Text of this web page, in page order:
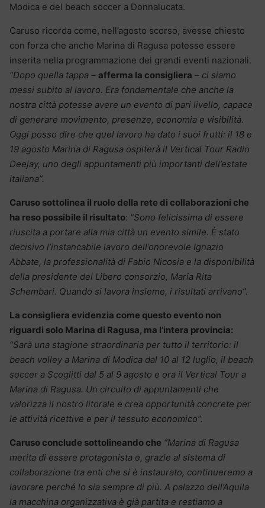
Modica e del beach soccer a Donnalucata.
Caruso ricorda come, nell’agosto scorso, avesse chiesto
con forza che anche Marina di Ragusa potesse essere
inserita nella programmazione dei grandi eventi nazionali.
“Dopo quella tappa – afferma la consigliera – ci siamo
messi subito al lavoro. Era fondamentale che anche la
nostra città potesse avere un evento di pari livello, capace
di generare movimento, presenze, economia e visibilità.
Oggi posso dire che quel lavoro ha dato i suoi frutti: il 18 e
19 agosto Marina di Ragusa ospiterà il Vertical Tour Radio
Deejay, uno degli appuntamenti più importanti dell’estate
italiana”.
Caruso sottolinea il ruolo della rete di collaborazioni che
ha reso possibile il risultato: “Sono felicissima di essere
riuscita a portare alla mia città un evento simile. È stato
decisivo l’instancabile lavoro dell’onorevole Ignazio
Abbate, la professionalità di Fabio Nicosia e la disponibilità
della presidente del Libero consorzio, Maria Rita
Schembari. Quando si lavora insieme, i risultati arrivano”.
La consigliera evidenzia come questo evento non
riguardi solo Marina di Ragusa, ma l’intera provincia:
“Sarà una stagione straordinaria per tutto il territorio: il
beach volley a Marina di Modica dal 10 al 12 luglio, il beach
soccer a Scoglitti dal 5 al 9 agosto e ora il Vertical Tour a
Marina di Ragusa. Un circuito di appuntamenti che
valorizza il nostro litorale e crea opportunità concrete per
le attività ricettive e per il tessuto economico”.
Caruso conclude sottolineando che “Marina di Ragusa
merita di essere protagonista e, grazie al sistema di
collaborazione tra enti che si è instaurato, continueremo a
lavorare perché lo sia sempre di più. A palazzo dell’Aquila
la macchina organizzativa è già partita e restiamo a